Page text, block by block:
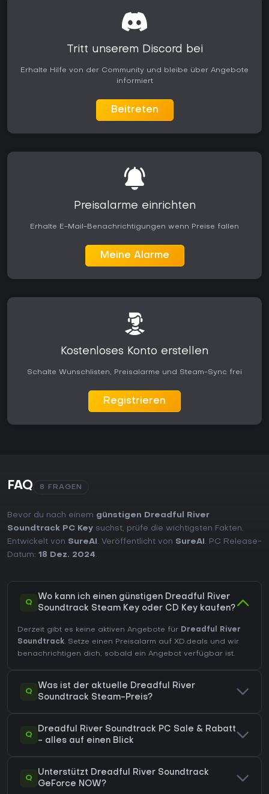
Tritt unserem Discord bei
Erhalte Hilfe von der Community und bleibe über Angebote
informiert
Beitreten
Preisalarme einrichten
Erhalte E-Mail-Benachrichtigungen wenn Preise fallen
Meine Alarme
Kostenloses Konto erstellen
Schalte Wunschlisten, Preisalarme und Steam-Sync frei
Registrieren
FAQ 8 FRAGEN
Bevor du nach einem günstigen Dreadful River
Soundtrack PC Key suchst, prüfe die wichtigsten Fakten.
Entwickelt von SureAI . Veröffentlicht von SureAI . PC Release-
Datum: 18 Dez. 2024.
Q
Wo kann ich einen günstigen Dreadful River
Soundtrack Steam Key oder CD Key kaufen?
Derzeit gibt es keine aktiven Angebote für Dreadful River
Soundtrack. Setze einen Preisalarm auf XD.deals und wir
benachrichtigen dich, sobald ein Angebot verfügbar ist.
Q
Was ist der aktuelle Dreadful River
Soundtrack Steam-Preis?
Q
Dreadful River Soundtrack PC Sale & Rabatt
- alles auf einen Blick
Q
Unterstützt Dreadful River Soundtrack
GeForce NOW?